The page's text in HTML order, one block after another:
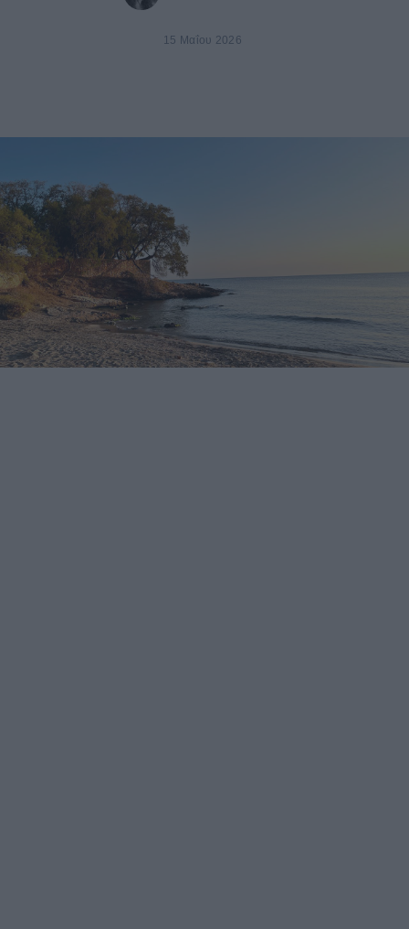
15 Μαΐου 2026